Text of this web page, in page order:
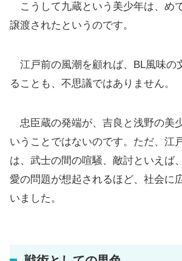
こうして九蔵という美少年は、め
譲渡されたというのです。
江戸前の風潮を顧れば、BL風味の
ることも、不思議ではありません。
忠臣蔵の発端が、吉良と浅野の美
いうことではないのです。ただ、江
は、武士の間の喧騒、敵討といえば
愛の問題が想起されるほど、社会に
いました。